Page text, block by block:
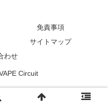
免責事項
サイトマップ
わせ
Circuit